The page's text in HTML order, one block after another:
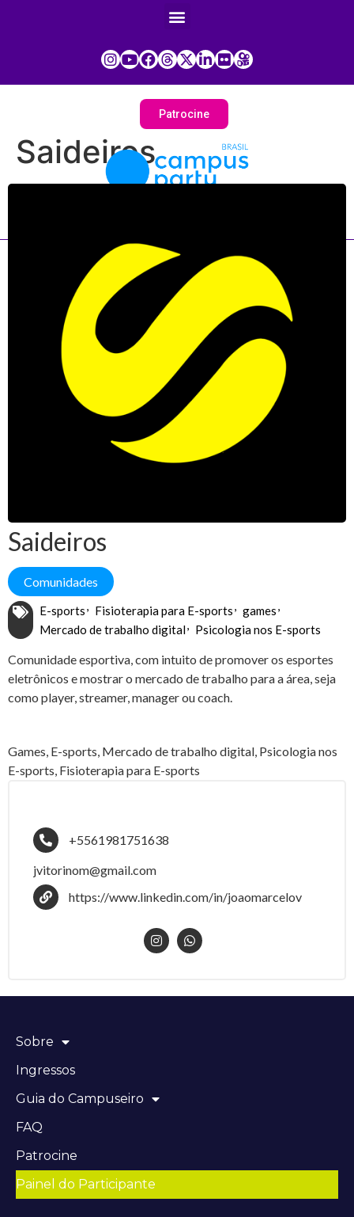
Patrocine
Saideiros
Saideiros
Comunidades
E-sports Fisioterapia para E-sports
games
Mercado de trabalho digital
Psicologia nos E-sports
Comunidade esportiva, com intuito de promover os esportes
eletrônicos e mostrar o mercado de trabalho para a área, seja
como player, streamer, manager ou coach.
Games, E-sports, Mercado de trabalho digital, Psicologia nos
E-sports, Fisioterapia para E-sports
+5561981751638
jvitorinom@gmail.com
https://www.linkedin.com/in/joaomarcelov
Sobre
Ingressos
Guia do Campuseiro
FAQ
Patrocine
Painel do Participante